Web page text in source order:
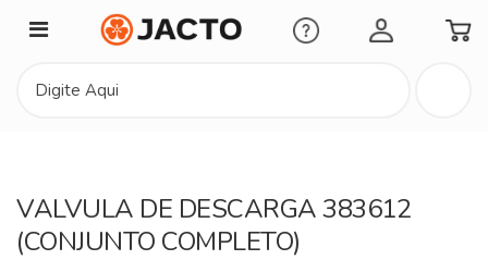
Minha Conta
VALVULA DE DESCARGA 383612
(CONJUNTO COMPLETO)